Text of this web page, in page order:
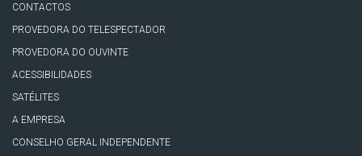
CONTACTOS
PROVEDORA DO TELESPECTADOR
PROVEDORA DO OUVINTE
ACESSIBILIDADES
SATÉLITES
A EMPRESA
CONSELHO GERAL INDEPENDENTE